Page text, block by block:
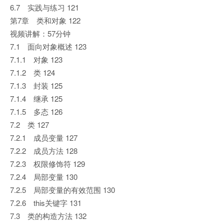
6.7 实践与练习 121
第7章 类和对象 122
视频讲解：57分钟
7.1 面向对象概述 123
7.1.1 对象 123
7.1.2 类 124
7.1.3 封装 125
7.1.4 继承 125
7.1.5 多态 126
7.2 类 127
7.2.1 成员变量 127
7.2.2 成员方法 128
7.2.3 权限修饰符 129
7.2.4 局部变量 130
7.2.5 局部变量的有效范围 130
7.2.6 this关键字 131
7.3 类的构造方法 132